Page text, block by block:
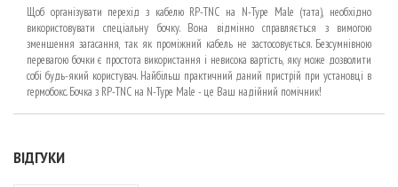
Щоб організувати перехід з кабелю RP-TNC на N-Type Male (тата), необхідно
використовувати спеціальну бочку. Вона відмінно справляється з вимогою
зменшення загасання, так як проміжний кабель не застосовується. Безсумнівною
перевагою бочки є простота використання і невисока вартість, яку може дозволити
собі будь-який користувач. Найбільш практичний даний пристрій при установці в
гермобокс. Бочка з RP-TNC на N-Type Male - це Ваш надійний помічник!
ВІДГУКИ